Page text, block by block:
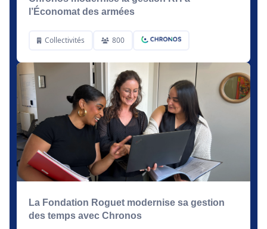
l’Économat des armées
Collectivités 800
La Fondation Roguet modernise sa gestion
des temps avec Chronos